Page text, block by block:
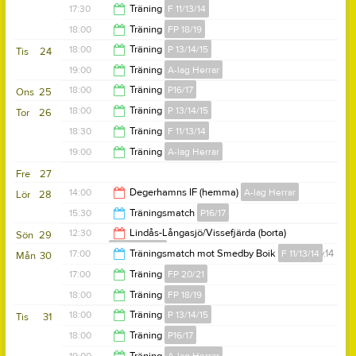
18:00
18:15
17:30 Träning F 11/13/14
19:00
18:00 Träning FP 18/19
19:00
24
Tis 18:00 Träning P 13/14/15
19:30
19:00 Träning A-lag Herrar
21:00
25
Ons 18:00 Träning P16/17
19:00
26
Tor 18:00 Träning P 13/14/15
19:30
18:30 Träning F 11/13/14
19:00 Träning A-lag Herrar
20:30
27
Fre
28
Lör 14:00 Degerhamns IF (hemma) A-lag Herrar
16:00
15:30 Träningsmatch P16/17
18:00
29
Sön 12:30
Lindås-Långasjö/Vissefjärda (borta)
A-lag Herrar
14:30
30
Mån v.14
17:00 Träningsmatch mot Smedby Boik F 11/13/14
19:00
17:00 Träning FP 20/21
18:00
18:00 Träning FP 18/19
19:00
31
Tis 18:00 Träning P 13/14/15
18:00 Träning P16/17